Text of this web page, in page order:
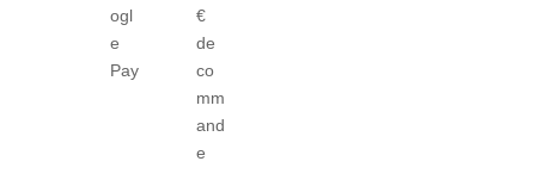
ogl
e
Pay
€
de
co
mm
and
e